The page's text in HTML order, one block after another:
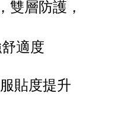
雙層防護，
適度
貼度提升